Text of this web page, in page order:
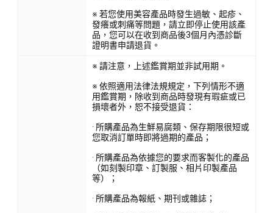
※ 若您使用美容產品時發生過敏、起疹、
發癢或刺痛等問題，請立即停止使用該產
品，您可以在收到商品後3個月內憑診斷
證明書申請退貨。
※ 請注意，上述鑑賞期並非試用期。
※ 依照適用法律法規規定，下列情形不適
用鑑賞期，除收到商品時發現有瑕疵或已
損壞者外，恕不接受退貨：
· 所購產品為生鮮易腐類、保存期限很短或
您取消訂單時即將過期的產品；
· 所購產品為依據您的要求而客製化的產品
（如刻製印章、訂製服、相片印製產品
等）；
· 所購產品為報紙、期刊或雜誌；